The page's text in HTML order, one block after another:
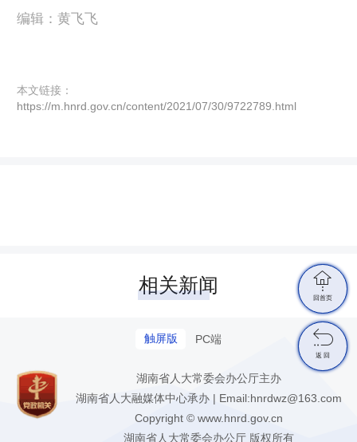
编辑：黄飞飞
本文链接：
https://m.hnrd.gov.cn/content/2021/07/30/9722789.html
相关新闻
触屏版 PC端
湖南省人大常委会办公厅主办
湖南省人大融媒体中心承办 | Email:hnrdwz@163.com
Copyright © www.hnrd.gov.cn
湖南省人大常委会办公厅 版权所有

回首页

返 回